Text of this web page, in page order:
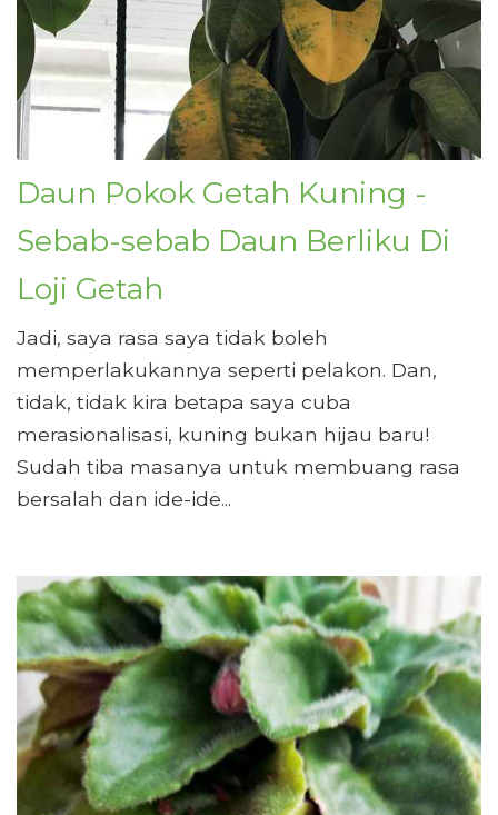
Daun Pokok Getah Kuning -
Sebab-sebab Daun Berliku Di
Loji Getah
Jadi, saya rasa saya tidak boleh
memperlakukannya seperti pelakon. Dan,
tidak, tidak kira betapa saya cuba
merasionalisasi, kuning bukan hijau baru!
Sudah tiba masanya untuk membuang rasa
bersalah dan ide-ide...